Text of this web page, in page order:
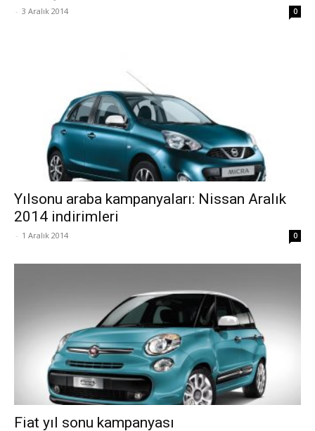
- 3 Aralık 2014 0
Yılsonu araba kampanyaları: Nissan Aralık
2014 indirimleri
- 1 Aralık 2014 0
Fiat yıl sonu kampanyası